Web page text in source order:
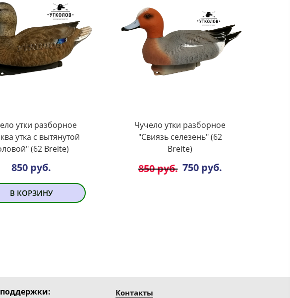
утки разборное
утка с вытянутой
(62 Breite)
850 руб.
В КОРЗИНУ
Чучело утки разборное
"Свиязь селезень" (62
Breite)
850 руб. 750 руб.
Контакты